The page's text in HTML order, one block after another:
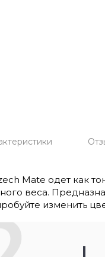
Mate одет как
веса.
изменить